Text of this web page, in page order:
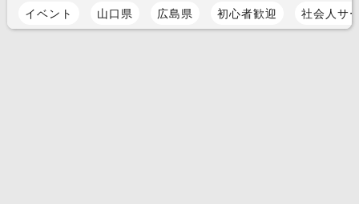
イベント 山口県 広島県 初心者歓迎 社会人サ